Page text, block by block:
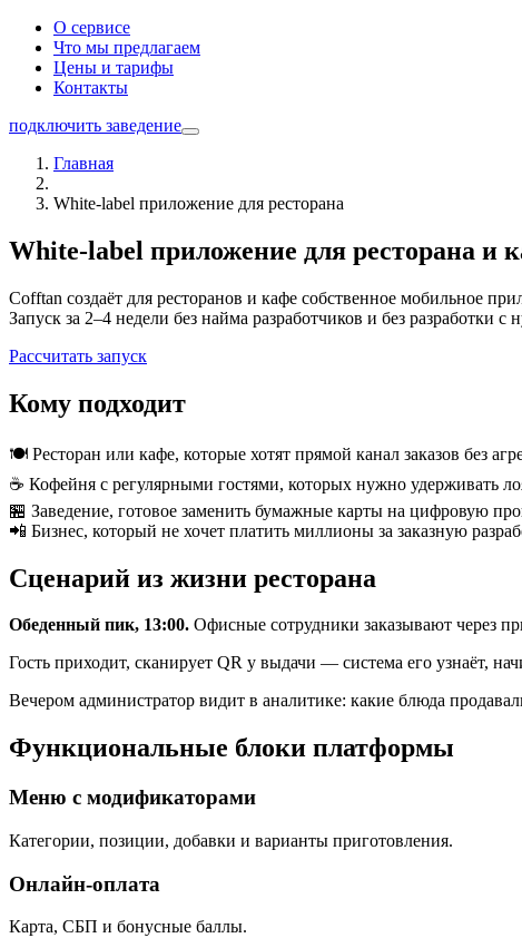
О сервисе
Что мы предлагаем
Цены и тарифы
Контакты
подключить заведение
Главная
White-label приложение для ресторана
White-label приложение для ресторана и
Cofftan создаёт для ресторанов и кафе собственное мобильное
Запуск за 2–4 недели без найма разработчиков и без разработки с
Рассчитать запуск
Кому подходит
🍽️ Ресторан или кафе, которые хотят прямой канал заказов без
☕ Кофейня с регулярными гостями, которых нужно удерживать
🏪 Заведение, готовое заменить бумажные карты на цифровую
📲 Бизнес, который не хочет платить миллионы за заказную
Сценарий из жизни ресторана
Обеденный пик, 13:00. Офисные сотрудники заказывают через
Гость приходит, сканирует QR у выдачи — система его узнаёт,
Вечером администратор видит в аналитике: какие блюда
Функциональные блоки платформы
Меню с модификаторами
Категории, позиции, добавки и варианты приготовления.
Онлайн-оплата
Карта, СБП и бонусные баллы.